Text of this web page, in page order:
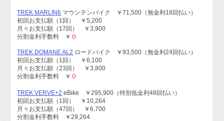
TREK MARLIN6 マウンテンバイク ￥71,500（無金利18回払い）
初回お支払額（1回） ￥5,200
月々お支払額（17回） ￥3,900
分割金利手数料
￥ ０
TREK DOMANE AL2 ロードバイク ￥93,500（無金利24回払い）
初回お支払額（1回） ￥6,100
月々お支払額（23回） ￥3,800
分割金利手数料
￥ ０
TREK VERVE+2 eBike ￥295,900（特別低金利48回払い）
初回お支払額（1回） ￥10,264
月々お支払額（47回） ￥6,700
分割金利手数料 ￥29,264